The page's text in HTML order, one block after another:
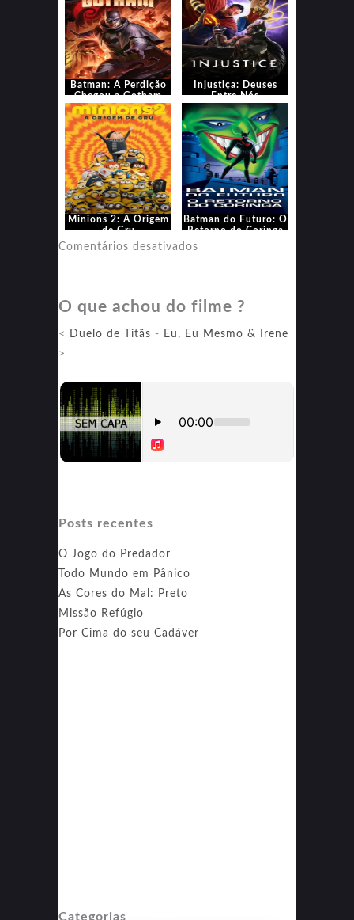
Batman: A Perdição
Chegou a Gotham
Injustiça: Deuses
Entre Nós
Minions 2: A Origem
de Gru
Batman do Futuro: O
Retorno do Coringa
Comentários desativados
Futuro:
Coringa
O que achou do filme ?
< Duelo de Titãs - Eu, Eu Mesmo & Irene
>
Posts recentes
O Jogo do Predador
Todo Mundo em Pânico
As Cores do Mal: Preto
Missão Refúgio
Por Cima do seu Cadáver
Categorias